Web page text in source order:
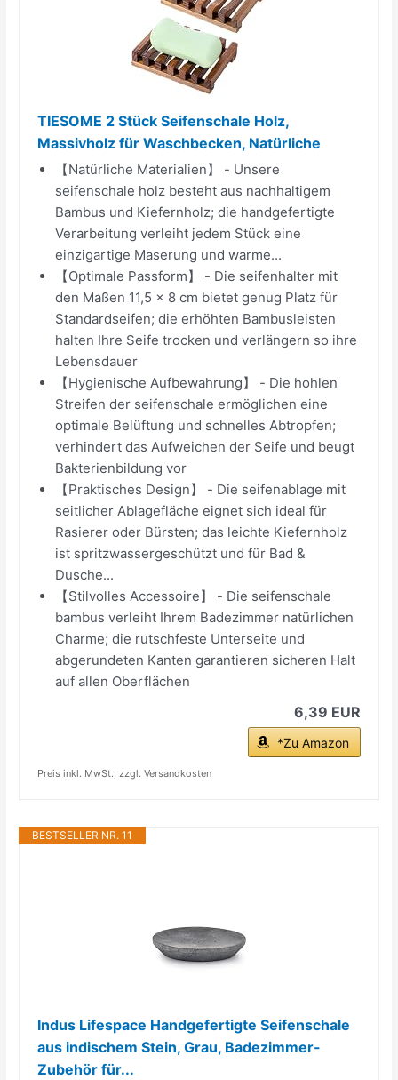
TIESOME 2 Stück Seifenschale Holz,
Massivholz für Waschbecken, Natürliche
【Natürliche Materialien】 - Unsere
seifenschale holz besteht aus nachhaltigem
Bambus und Kiefernholz; die handgefertigte
Verarbeitung verleiht jedem Stück eine
einzigartige Maserung und warme...
【Optimale Passform】 - Die seifenhalter mit
den Maßen 11,5 x 8 cm bietet genug Platz für
Standardseifen; die erhöhten Bambusleisten
halten Ihre Seife trocken und verlängern so ihre
Lebensdauer
【Hygienische Aufbewahrung】 - Die hohlen
Streifen der seifenschale ermöglichen eine
optimale Belüftung und schnelles Abtropfen;
verhindert das Aufweichen der Seife und beugt
Bakterienbildung vor
【Praktisches Design】 - Die seifenablage mit
seitlicher Ablagefläche eignet sich ideal für
Rasierer oder Bürsten; das leichte Kiefernholz
ist spritzwassergeschützt und für Bad &
Dusche...
【Stilvolles Accessoire】 - Die seifenschale
bambus verleiht Ihrem Badezimmer natürlichen
Charme; die rutschfeste Unterseite und
abgerundeten Kanten garantieren sicheren Halt
auf allen Oberflächen
6,39 EUR
*Zu Amazon
Preis inkl. MwSt., zzgl. Versandkosten
BESTSELLER NR. 11
Indus Lifespace Handgefertigte Seifenschale
aus indischem Stein, Grau, Badezimmer-
Zubehör für...